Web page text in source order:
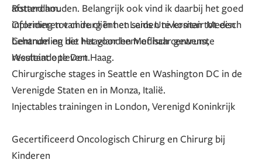
afstand houden. Belangrijk ook vind ik daarbij het goed
informeren van de cliënt en samen te komen tot een
behandeling die het voor hem of haar gewenste
resultaat oplevert.
Rotterdam.
Opleiding tot chirurg in het Leids Universitair Medisch
Centrum en het Haaglanden Medisch centrum,
Westeinde te Den Haag.
Chirurgische stages in Seattle en Washington DC in de
Verenigde Staten en in Monza, Italië.
Injectables trainingen in London, Verenigd Koninkrijk
Gecertificeerd Oncologisch Chirurg en Chirurg bij
Kinderen